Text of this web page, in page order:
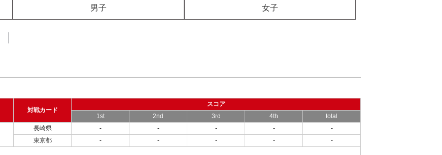
男子 女子
対戦カード
スコア
1st
2nd 3rd 4th total
長崎県 - - - -
-
東京都
- - - - -